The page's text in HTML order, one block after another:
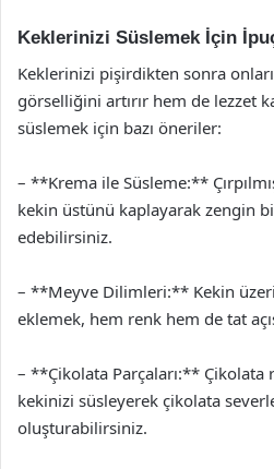
Keklerinizi Süslemek İçin
Keklerinizi pişirdikten sonra
görselliğini artırır hem de lezzet
süslemek için bazı öneriler:
– **Krema ile Süsleme:**
kekin üstünü kaplayarak zengin
edebilirsiniz.
– **Meyve Dilimleri:** Kekin
eklemek, hem renk hem de tat
– **Çikolata Parçaları:** Çikolata
kekinizi süsleyerek çikolata
oluşturabilirsiniz.